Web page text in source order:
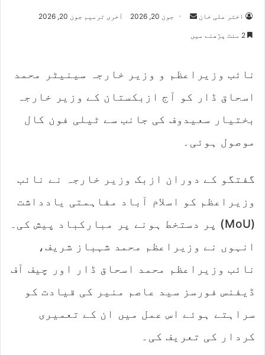
اختر علی خان
Send جون 20, 2026 آخری ترمیم جون 20, 2026
نائب وزیراعظم و وزیر خارجہ سینیٹر محمد
اسحاق ڈار کو آج ازبکستان کے وزیر خارجہ
بختیار سعیدوف کی جانب سے ٹیلی فون کال
موصول ہوئی۔
گفتگو کے دوران ازبک وزیر خارجہ نے نائب
وزیراعظم کو اسلام آباد مفاہمتی یادداشت
(MoU) پر دستخط ہونے پر مبارکباد پیش کی۔
انہوں نے وزیراعظم محمد شہباز شریف،
نائب وزیراعظم محمد اسحاق ڈار اور چیف آف
ڈیفنس فورسز سید عاصم منیر کی قیادت کو
سراہتے ہوئے اس عمل میں ان کے تعمیری
کردار کی تعریف کی۔